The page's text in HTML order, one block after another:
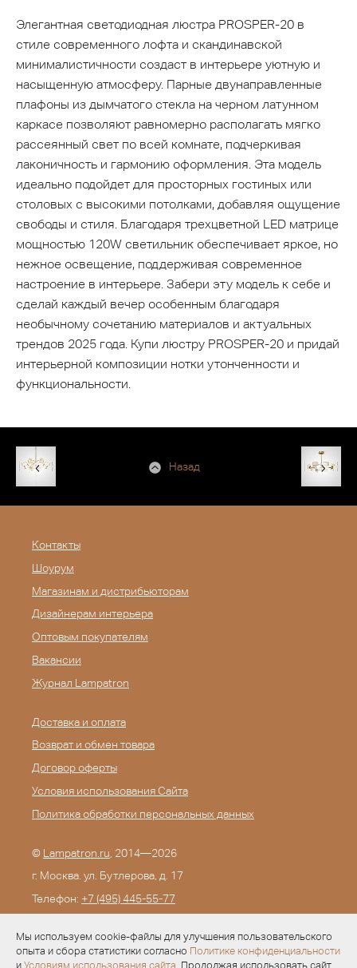
Мы используем cookie-файлы для улучшения пользовательского
опыта и сбора статистики согласно Политике конфиденциальности
и Условиям использования сайта . Продолжая использовать сайт,
Элегантная светодиодная люстра PROSPER-20 в
стиле современного лофта и скандинавской
минималистичности создаст в интерьере уютную и
насыщенную атмосферу. Парные двунаправленные
плафоны из дымчатого стекла на черном латунном
каркасе позволяют равномерно располагать мягко
рассеянный свет по всей комнате, подчеркивая
лаконичность и гармонию оформления. Эта модель
идеально подойдет для просторных гостиных или
столовых с высокими потолками, добавляя ощущение
свободы и стиля. Благодаря трехцветной LED матрице
мощностью 120W светильник обеспечивает яркое, но
нежное освещение, поддерживая современное
настроение в интерьере. Забери эту модель к себе и
сделай каждый вечер особенным благодаря
необычному сочетанию материалов и актуальных
трендов 2025 года. Купи люстру PROSPER-20 и придай
интерьерной композиции нотки утонченности и
функциональности.
Назад
Контакты
Шоурум
Магазинам и дистрибьюторам
Дизайнерам интерьера
Оптовым покупателям
Вакансии
Журнал Lampatron
Доставка и оплата
Возврат и обмен товара
Договор оферты
Условия использования Сайта
Политика обработки персональных данных
© Lampatron.ru , 2014—2026
г. Москва. ул. Бутлерова, д. 17
Телефон: +7 (495) 445-55-77